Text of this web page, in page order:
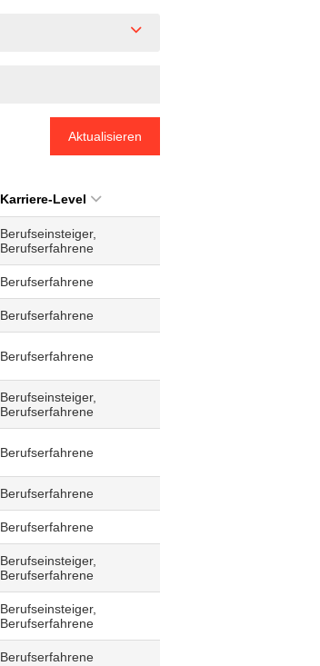
Aktualisieren
Karriere-Level
Berufseinsteiger,
Berufserfahrene
Berufserfahrene
Berufserfahrene
Berufserfahrene
Berufseinsteiger,
Berufserfahrene
Berufserfahrene
Berufserfahrene
Berufserfahrene
Berufseinsteiger,
Berufserfahrene
Berufseinsteiger,
Berufserfahrene
Berufserfahrene